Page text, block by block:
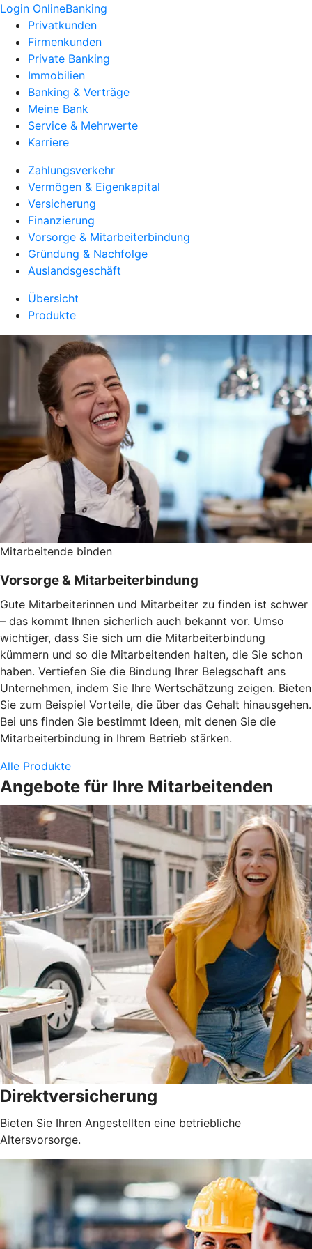
Login OnlineBanking
Privatkunden
Firmenkunden
Private Banking
Immobilien
Banking & Verträge
Meine Bank
Service & Mehrwerte
Karriere
Zahlungsverkehr
Vermögen & Eigenkapital
Versicherung
Finanzierung
Vorsorge & Mitarbeiterbindung
Gründung & Nachfolge
Auslandsgeschäft
Übersicht
Produkte
Mitarbeitende binden
Vorsorge & Mitarbeiterbindung
Gute Mitarbeiterinnen und Mitarbeiter zu finden ist schwer
– das kommt Ihnen sicherlich auch bekannt vor. Umso
wichtiger, dass Sie sich um die Mitarbeiterbindung
kümmern und so die Mitarbeitenden halten, die Sie schon
haben. Vertiefen Sie die Bindung Ihrer Belegschaft ans
Unternehmen, indem Sie Ihre Wertschätzung zeigen. Bieten
Sie zum Beispiel Vorteile, die über das Gehalt hinausgehen.
Bei uns finden Sie bestimmt Ideen, mit denen Sie die
Mitarbeiterbindung in Ihrem Betrieb stärken.
Alle Produkte
Angebote für Ihre Mitarbeitenden
Direktversicherung
Bieten Sie Ihren Angestellten eine betriebliche
Altersvorsorge.